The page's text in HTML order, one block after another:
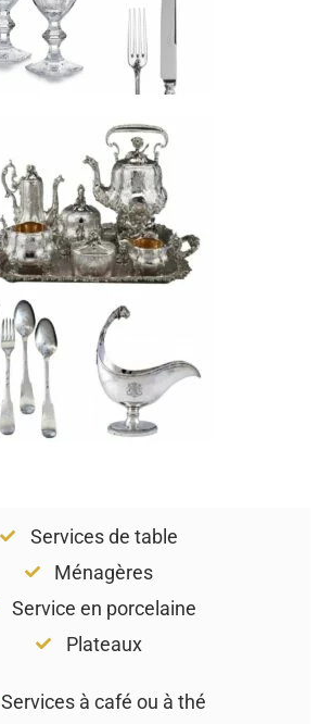
Services de table
Ménagères
Service en porcelaine
Plateaux
Services à café ou à thé